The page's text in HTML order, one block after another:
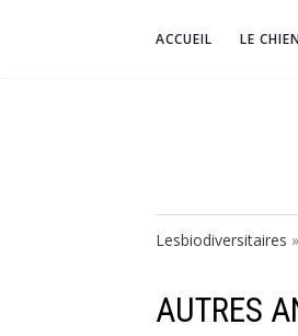
ACCUEIL LE
Lesbiodiversitaires »
AUTRES